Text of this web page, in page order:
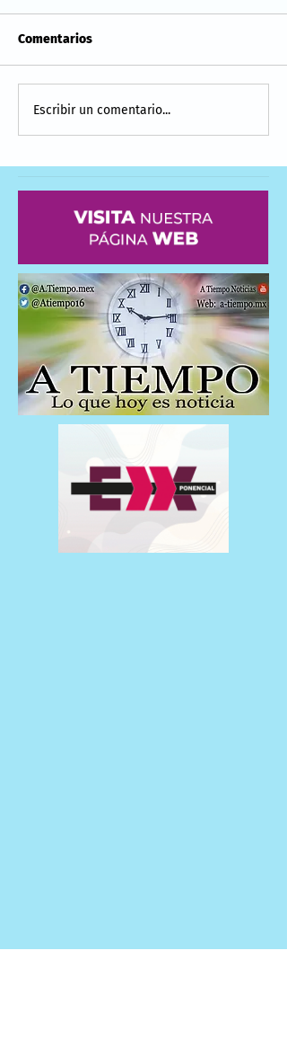
Comentarios
Escribir un comentario...